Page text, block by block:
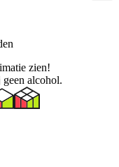
zien!
alcohol.